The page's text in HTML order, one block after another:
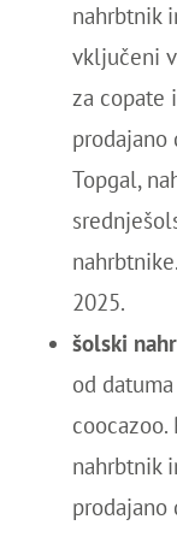
nahrbtnik
vključeni v
za copate
prodajano
Topgal,
2025.
šolski
od
nahrbtnik
prodajano